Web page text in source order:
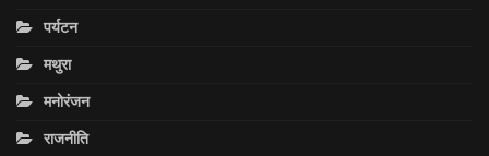
पर्यटन
मथुरा
मनोरंजन
राजनीति